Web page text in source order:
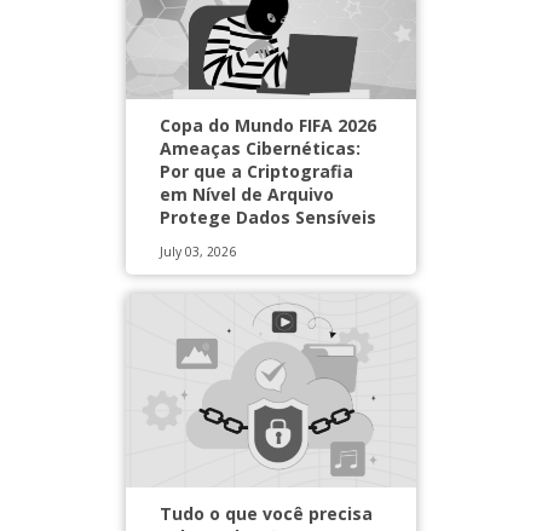
Copa do Mundo FIFA 2026
Ameaças Cibernéticas:
Por que a Criptografia
em Nível de Arquivo
Protege Dados Sensíveis
July 03, 2026
Tudo o que você precisa